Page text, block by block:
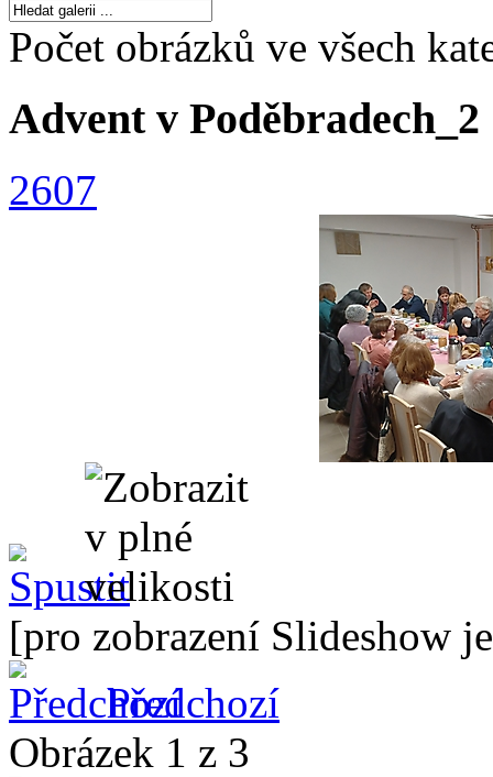
Hospic Dobrého
Projekt péče o
manželské páry
Počet obrázků ve všech
Advent v Poděbradech_2
2607
[pro zobrazení Slideshow
Předchozí
Obrázek 1 z 3